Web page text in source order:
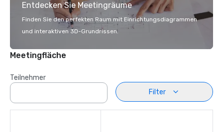
Entdecken Sie Meetingräume
Finden Sie den perfekten Raum mit Einrichtungsdiagrammen
und interaktiven 3D-Grundrissen.
Meetingfläche
Teilnehmer
Filter